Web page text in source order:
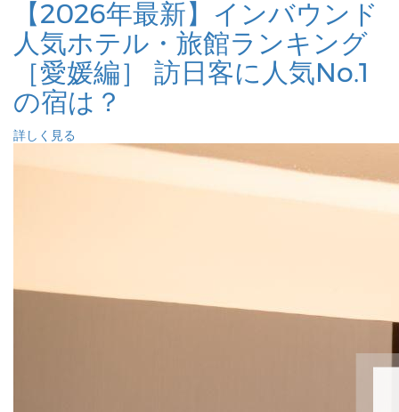
【2026年最新】インバウンド
人気ホテル・旅館ランキング
［愛媛編］ 訪日客に人気No.1
の宿は？
詳しく見る